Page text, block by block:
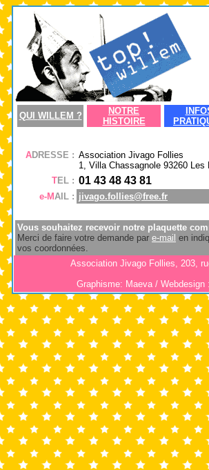
QUI WILLEM ?
NOTRE
HISTOIRE
ADRESSE : Association Jivago Follies
1, Villa Chassagnole 93260 Les
TEL : 01 43 48 43 81
e-MAIL : jivago.follies@free.fr
Vous souhaitez recevoir notre plaquette
Merci de faire votre demande par e-mail en
vos coordonnées.
Association Jivago Follies, 203,
Graphisme: Maeva /